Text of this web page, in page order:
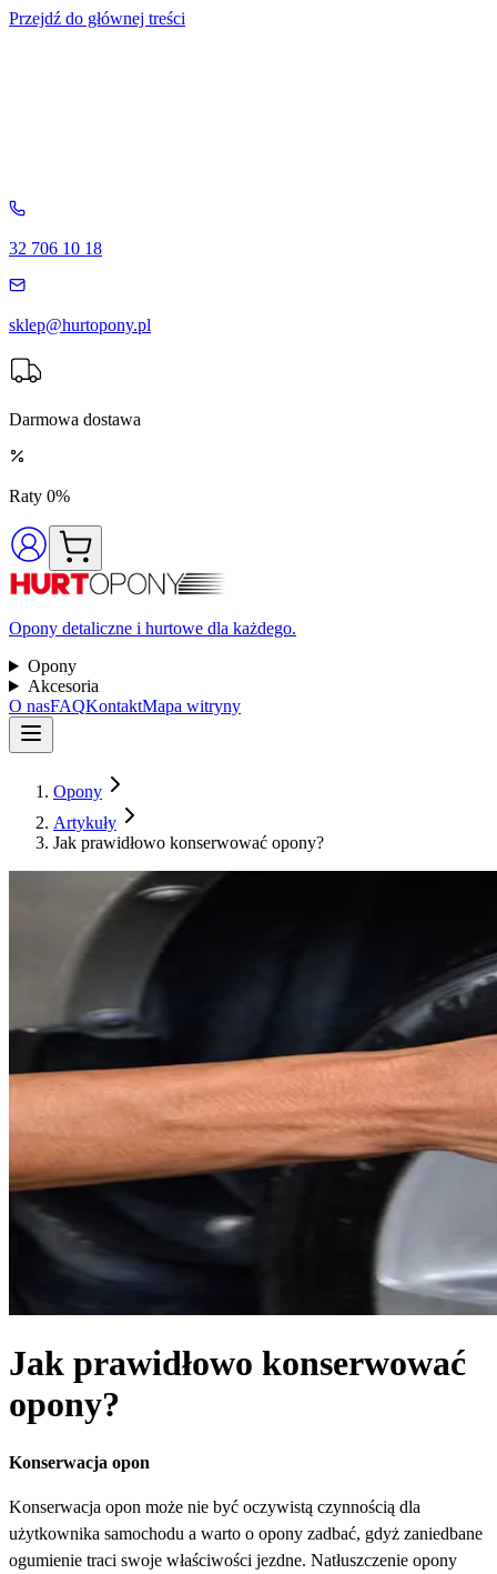
Przejdź do głównej treści
32 706 10 18
sklep@hurtopony.pl
Darmowa dostawa
Raty 0%
Opony detaliczne i hurtowe dla każdego.
Opony
Akcesoria
O nasFAQKontaktMapa witryny
Opony
Artykuły
Jak prawidłowo konserwować opony?
Jak prawidłowo konserwować
opony?
Konserwacja opon
Konserwacja opon może nie być oczywistą czynnością dla
użytkownika samochodu a warto o opony zadbać, gdyż zaniedbane
ogumienie traci swoje właściwości jezdne. Natłuszczenie opony